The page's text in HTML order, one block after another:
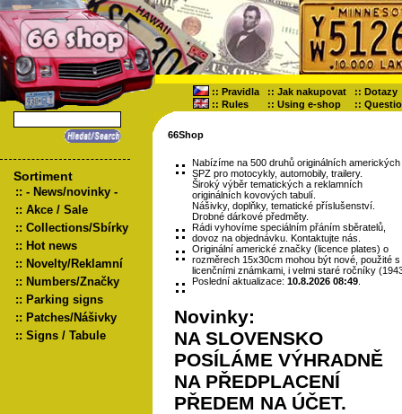
:: Pravidla :: Jak nakupovat :: Dotazy
:: Rules :: Using e-shop ::
Sortiment
:: - News/novinky -
:: Akce / Sale
:: Collections/Sbírky
:: Hot news
:: Novelty/Reklamní
:: Numbers/Značky
:: Parking signs
:: Patches/Nášivky
:: Signs / Tabule
66Shop
::
Nabízíme na 500 druhů originálních amerických
SPZ pro motocykly, automobily, trailery.
Široký výběr tematických a reklamních
originálních kovových tabulí.
Nášivky, doplňky, tematické příslušenství.
Drobné dárkové předměty.
::
Rádi vyhovíme speciálním přáním sběratelů,
dovoz na objednávku. Kontaktujte nás.
::
Originální americké značky (licence plates) o
rozměrech 15x30cm mohou být nové, použité s
licenčními známkami, i velmi staré ročníky
:: Poslední aktualizace: 10.8.2026 08:49
Novinky:
NA SLOVENSKO
POSÍLÁME VÝHRADNĚ
NA PŘEDPLACENÍ
PŘEDEM NA ÚČET.